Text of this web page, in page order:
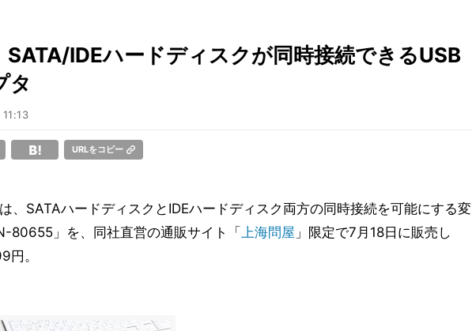
SATA/IDEハードディスクが同時接続できるUSB
タ
URLをコピー
、SATAハードディスクとIDEハードディスク両方の同時接続を可能にする変
80655」を、同社直営の通販サイト「 上海問屋 」限定で7月18日に販売し
円。